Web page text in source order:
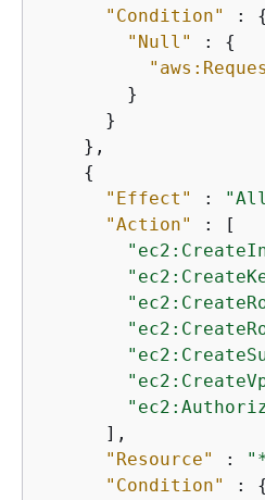
"Condition" : {
"Null"
: {
        }
      }
    },
{
"Effect"
:
"Action"
: [
      ],
"Resource"
:
"Condition"
: {